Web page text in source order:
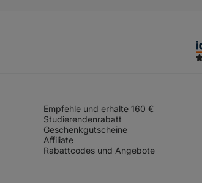
Empfehle und erhalte 160 €
Studierendenrabatt
Geschenkgutscheine
Affiliate
Rabattcodes und Angebote